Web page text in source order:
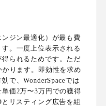
ジン最適化）が最も費
。一度上位表示される
られるためです。ただ
ります。即効性を求め
で、WonderSpaceでは
価2万〜3万円での獲得
リスティング広告を組